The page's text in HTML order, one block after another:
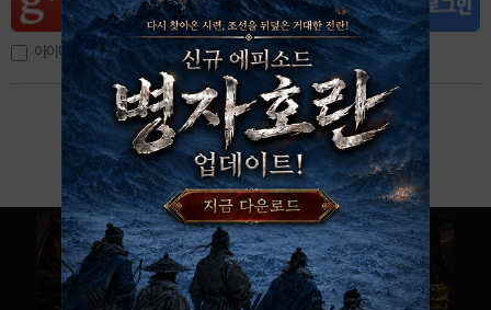
아이디, 이메일 저장
아이디 / 비밀번호 찾기 회원가입